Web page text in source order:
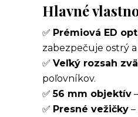
Hlavné
✅ Prémiová ED
zabezpečuje ostrý
✅ Veľký rozsah
poľovníkov.
✅56 mm objektív
✅ Presné vežičky